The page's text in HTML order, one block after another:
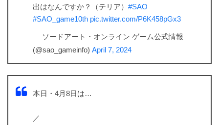
出はなんですか？（テリア） #SAO
#SAO_game10th pic.twitter.com/P6K458pGx3
— ソードアート・オンライン ゲーム公式情報
(@sao_gameinfo) April 7, 2024
本日・4月8日は…
／